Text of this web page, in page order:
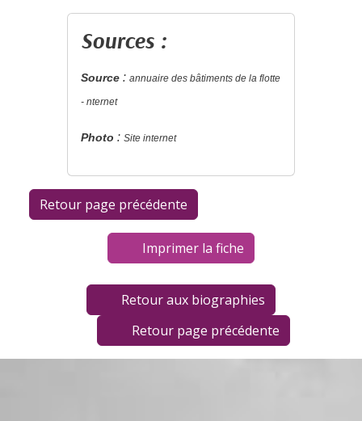
Sources :
Source : annuaire des bâtiments de la flotte
- nternet
Photo : Site internet
Imprimer la fiche
Retour aux biographies
Retour page précédente